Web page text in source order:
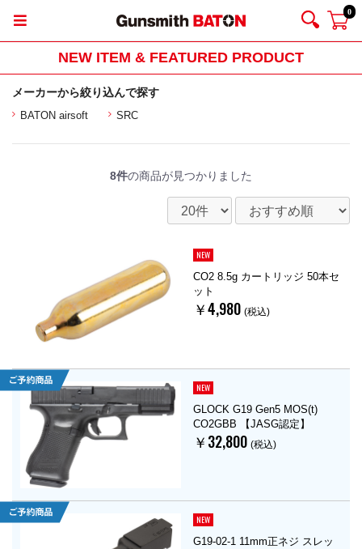
0
NEW ITEM & FEATURED PRODUCT
メーカーから絞り込んで探す
BATON airsoft SRC
8件の商品が見つかりました
NEW
CO2 8.5g カートリッジ 50本セ
ット
￥4,980 (税込)
NEW
GLOCK G19 Gen5 MOS(t)
CO2GBB 【JASG認定】
￥32,800 (税込)
NEW
G19-02-1 11mm正ネジ スレッ